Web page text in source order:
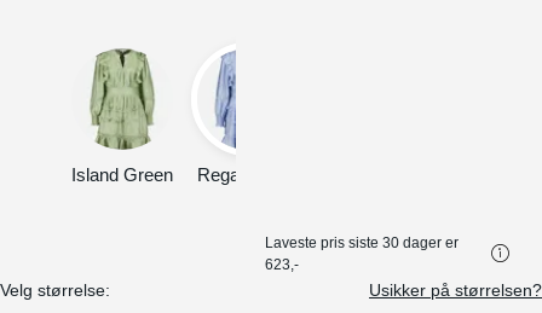
Laveste pris siste 30 dager er
623,-
Island Green Regatta Blue
Velg størrelse: Usikker på størrelsen?